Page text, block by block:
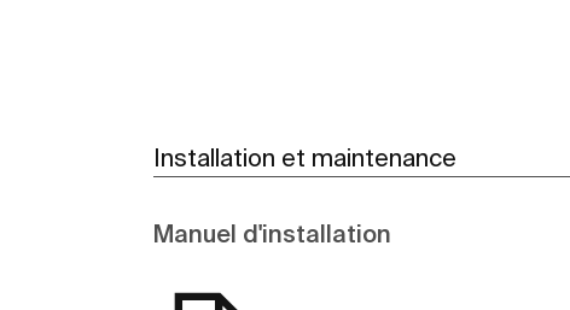
Installation et maintenance
Manuel d'installation